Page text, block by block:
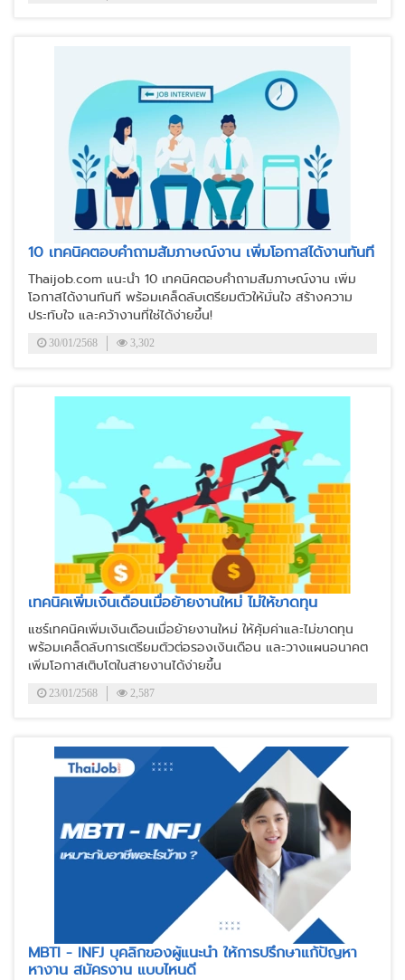
10 เทคนิคตอบคำถามสัมภาษณ์งาน เพิ่มโอกาสได้งานทันที
Thaijob.com แนะนำ 10 เทคนิคตอบคำถามสัมภาษณ์งาน เพิ่ม
โอกาสได้งานทันที พร้อมเคล็ดลับเตรียมตัวให้มั่นใจ สร้างความ
ประทับใจ และคว้างานที่ใช่ได้ง่ายขึ้น!
30/01/2568 3,302
เทคนิคเพิ่มเงินเดือนเมื่อย้ายงานใหม่ ไม่ให้ขาดทุน
แชร์เทคนิคเพิ่มเงินเดือนเมื่อย้ายงานใหม่ ให้คุ้มค่าและไม่ขาดทุน
พร้อมเคล็ดลับการเตรียมตัวต่อรองเงินเดือน และวางแผนอนาคต
เพิ่มโอกาสเติบโตในสายงานได้ง่ายขึ้น
23/01/2568 2,587
MBTI - INFJ บุคลิกของผู้แนะนำ ให้การปรึกษาแก้ปัญหา
หางาน สมัครงาน แบบไหนดี